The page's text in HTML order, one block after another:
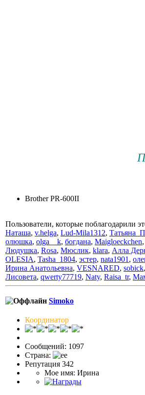
Brother PR-600II
Пользователи, которые поблагодарили
Наташа, v.helga, Lud-Mila1312, Татьяна_П
олюшка, olga__k, богдана, Maigloeckchen,
Людушка, Rosa, Мюслик, klara, Алла
OLESIA, Tasha_1804, эстер, nata1901 ,
Ирина Анатольевна, VESNARED, sobick,
Лисовета, qwerty77719, Naty, Raisa_tr,
Simoko
Координатор
Сообщений: 1097
Страна:
Репутация 342
Мое имя: Ирина